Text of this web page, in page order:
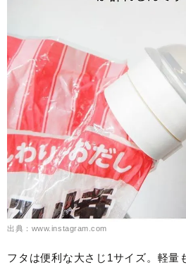
出典：www.instagram.com
フタは便利な大さじ1サイズ。軽量